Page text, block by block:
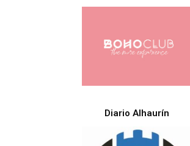
Diario Alhaurín